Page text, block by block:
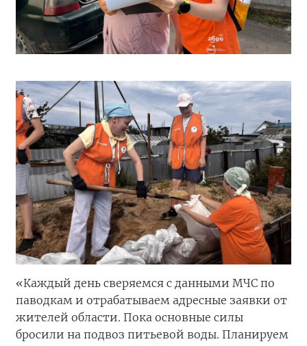
«Каждый день сверяемся с данными МЧС по
паводкам и отрабатываем адресные заявки от
жителей области. Пока основные силы
бросили на подвоз питьевой воды. Планируем